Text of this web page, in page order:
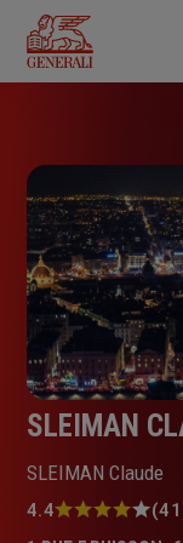
contenu
principal
SLEIMAN
SLEIMAN Claude
Note
4.4